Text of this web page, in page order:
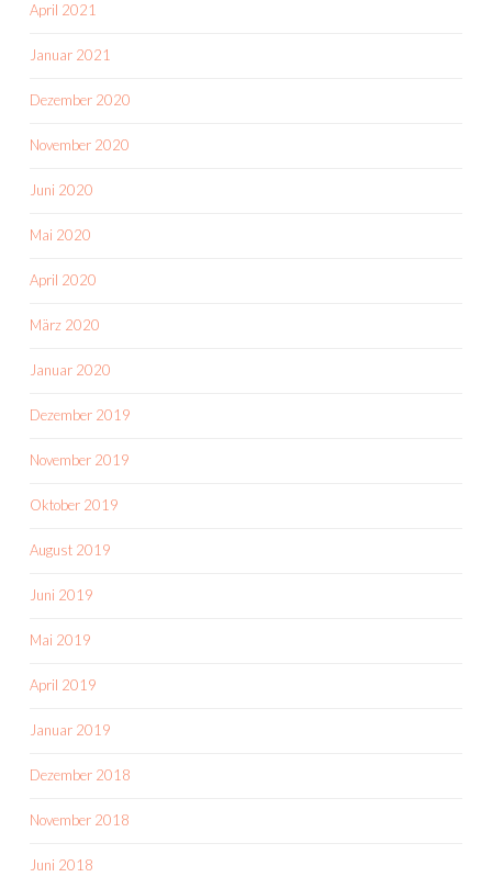
April 2021
Januar 2021
Dezember 2020
November 2020
Juni 2020
Mai 2020
April 2020
März 2020
Januar 2020
Dezember 2019
November 2019
Oktober 2019
August 2019
Juni 2019
Mai 2019
April 2019
Januar 2019
Dezember 2018
November 2018
Juni 2018